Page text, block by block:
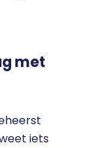
met
iets